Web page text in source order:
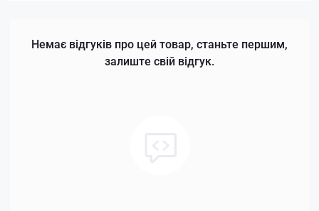
Немає відгуків про цей товар, станьте першим,
залиште свій відгук.